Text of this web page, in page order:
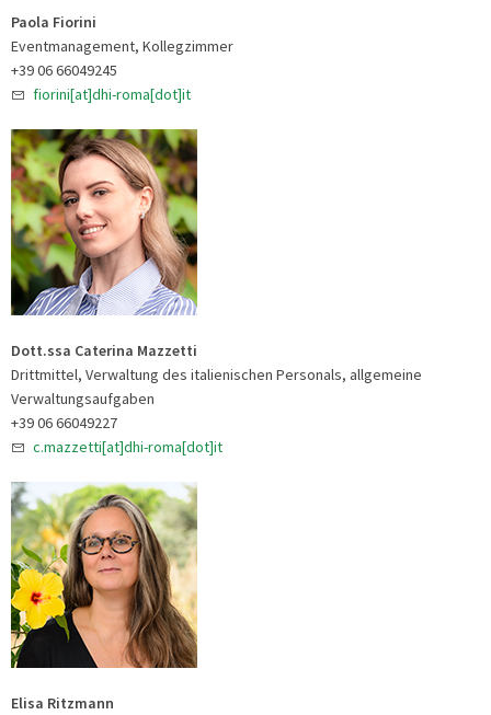
Paola Fiorini
Eventmanagement, Kollegzimmer
+39 06 66049245
fiorini[at]dhi-roma[dot]it
Dott.ssa Caterina Mazzetti
Drittmittel, Verwaltung des italienischen Personals, allgemeine
Verwaltungsaufgaben
+39 06 66049227
c.mazzetti[at]dhi-roma[dot]it
Elisa Ritzmann